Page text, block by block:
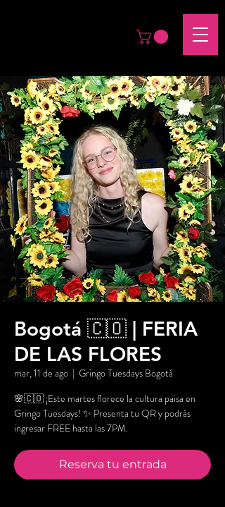
Bogotá 🇨🇴 | FERIA
DE LAS FLORES
mar, 11 de ago
  |
Gringo Tuesdays Bogotá
🌸🇨🇴 ¡Este martes florece la cultura paisa en
Gringo Tuesdays! ✨ Presenta tu QR y podrás
ingresar FREE hasta las 7PM.
Reserva tu entrada